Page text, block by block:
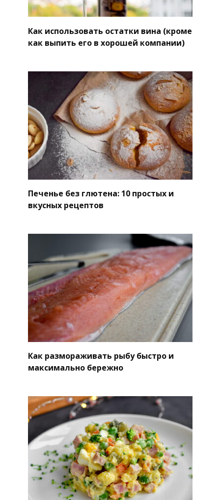
Как использовать остатки вина (кроме
как выпить его в хорошей компании)
Печенье без глютена: 10 простых и
вкусных рецептов
Как размораживать рыбу быстро и
максимально бережно